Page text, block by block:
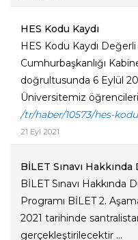
HES Kodu Kaydı
HES Kodu Kaydı
Cumhurbaşkanlığı
doğrultusunda 6 Eylül
Üniversitemiz
/tr/haber/10573/hes-
21 Eyl 2021
BİLET Sınavı Hakkında
BİLET Sınavı Hakkında
Programı BİLET 2. Aşama
2021 tarihinde
gerçekleştirilecektir ...